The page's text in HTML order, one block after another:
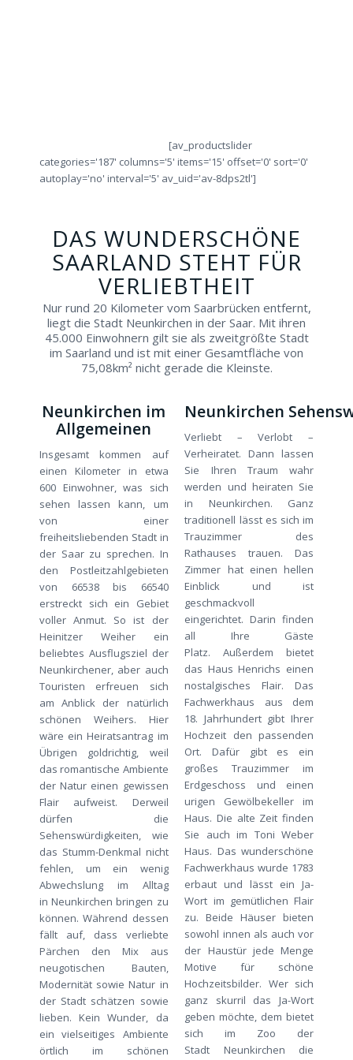
[av_productslider
categories='187' columns='5' items='15' offset='0' sort='0'
autoplay='no' interval='5' av_uid='av-8dps2tl']
DAS WUNDERSCHÖNE
SAARLAND STEHT FÜR
VERLIEBTHEIT
Nur rund 20 Kilometer vom Saarbrücken entfernt,
liegt die Stadt Neunkirchen in der Saar. Mit ihren
45.000 Einwohnern gilt sie als zweitgrößte Stadt
im Saarland und ist mit einer Gesamtfläche von
75,08km² nicht gerade die Kleinste.
Neunkirchen im
Allgemeinen
Insgesamt kommen auf
einen Kilometer in etwa
600 Einwohner, was sich
sehen lassen kann, um
von einer
freiheitsliebenden Stadt in
der Saar zu sprechen. In
den Postleitzahlgebieten
von 66538 bis 66540
erstreckt sich ein Gebiet
voller Anmut. So ist der
Heinitzer Weiher ein
beliebtes Ausflugsziel der
Neunkirchener, aber auch
Touristen erfreuen sich
am Anblick der natürlich
schönen Weihers. Hier
wäre ein Heiratsantrag im
Übrigen goldrichtig, weil
das romantische Ambiente
der Natur einen gewissen
Flair aufweist. Derweil
dürfen die
Sehenswürdigkeiten, wie
das Stumm-Denkmal nicht
fehlen, um ein wenig
Abwechslung im Alltag
in Neunkirchen bringen zu
können. Während dessen
fällt auf, dass verliebte
Pärchen den Mix aus
neugotischen Bauten,
Modernität sowie Natur in
der Stadt schätzen sowie
lieben. Kein Wunder, da
ein vielseitiges Ambiente
örtlich im schönen
Neunkirchen
Verliebt – Verlobt –
Verheiratet. Dann lassen
Sie Ihren Traum wahr
werden und heiraten Sie
in Neunkirchen. Ganz
traditionell lässt es sich im
Trauzimmer des
Rathauses trauen. Das
Zimmer hat einen hellen
Einblick und ist
geschmackvoll
eingerichtet. Darin finden
all Ihre Gäste
Platz. Außerdem bietet
das Haus Henrichs einen
nostalgisches Flair. Das
Fachwerkhaus aus dem
18. Jahrhundert gibt Ihrer
Hochzeit den passenden
Ort. Dafür gibt es ein
großes Trauzimmer im
Erdgeschoss und einen
urigen Gewölbekeller im
Haus. Die alte Zeit finden
Sie auch im Toni Weber
Haus. Das wunderschöne
Fachwerkhaus wurde 1783
erbaut und lässt ein Ja-
Wort im gemütlichen Flair
zu. Beide Häuser bieten
sowohl innen als auch vor
der Haustür jede Menge
Motive für schöne
Hochzeitsbilder. Wer sich
ganz skurril das Ja-Wort
geben möchte, dem bietet
sich im Zoo der
Stadt Neunkirchen die